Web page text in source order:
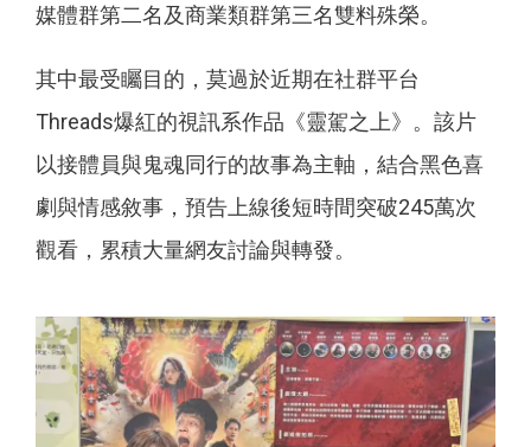
媒體群第二名及商業類群第三名雙料殊榮。
其中最受矚目的，莫過於近期在社群平台
Threads爆紅的視訊系作品《靈駕之上》。該片
以接體員與鬼魂同行的故事為主軸，結合黑色喜
劇與情感敘事，預告上線後短時間突破245萬次
觀看，累積大量網友討論與轉發。